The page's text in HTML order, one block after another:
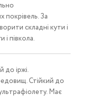
покрівель. За
складні кути і
півкола.
до іржі.
Стійкий до
Має